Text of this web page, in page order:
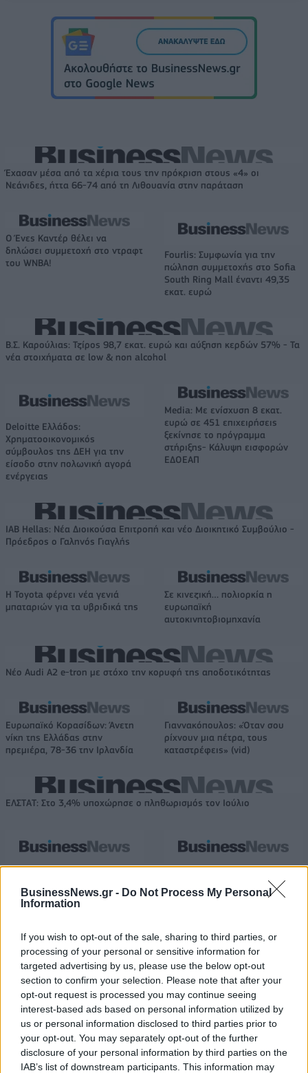
BusinessNews.gr - Do Not Process My Personal
Information
If you wish to opt-out of the sale, sharing to third parties, or
processing of your personal or sensitive information for
targeted advertising by us, please use the below opt-out
section to confirm your selection. Please note that after your
opt-out request is processed you may continue seeing
interest-based ads based on personal information utilized by
us or personal information disclosed to third parties prior to
your opt-out. You may separately opt-out of the further
disclosure of your personal information by third parties on the
IAB’s list of downstream participants. This information may
Έχασαν μέσα από τα χέρια τους την πρόκριση στους «4» οι
Νεάνιδες, ήττα 66-74 από τη Λιθουανία στην παράταση
Ο Ένες Καντέρ θέλει να
δηλώσει συμμετοχή στο ντραφτ
του WNBA!
Fourlis: Συμφωνία για την
πώληση συμμετοχής στο Sofia
South Ring Mall έναντι 49,35
εκατ. ευρώ
Β.Σ. Καρούλιας: Τζίρος 98,7 εκατ. ευρώ και αύξηση κερδών 57% - Τα
νέα στοιχήματα σε low & non alcohol
Deloitte Ελλάδος:
Χρηματοοικονομικός
σύμβουλος της ΔΕΗ για την
είσοδο στην πολωνική αγορά
ενέργειας
Media: Με ενίσχυση 8 εκατ.
ευρώ σε 451 επιχειρήσεις
ξεκίνησε το πρόγραμμα
στήριξης- Κάλυψη εισφορών
ΕΔΟΕΑΠ
IAB Hellas: Νέα Διοικούσα Επιτροπή και νέο Διοικητικό Συμβούλιο -
Πρόεδρος ο Γαληνός Γιαγλής
Η Toyota φέρνει νέα γενιά
μπαταριών για τα υβριδικά της
Σε κινεζική… πολιορκία η
ευρωπαϊκή
αυτοκινητοβιομηχανία
Νέο Audi A2 e-tron με στόχο την κορυφή της αποδοτικότητας
Ευρωπαϊκό Κορασίδων: Άνετη
νίκη της Ελλάδας στην
πρεμιέρα, 78-36 την Ιρλανδία
Γιαννακόπουλος: «Όταν σου
ρίχνουν μια πέτρα, τους
καταστρέφεις» (vid)
ΕΛΣΤΑΤ: Στο 3,4% υποχώρησε ο πληθωρισμός τον Ιούλιο
Ξεκίνησε το πενταετές
πρόγραμμα ενίσχυσης του
εξάμηνο, στα 550 εκατ. ευρώ –
Καθαρά κέρδη 313 εκατ. ευρώ
Η Chery επενδύει 75 εκατ. δολάρια στην KG Mobility
Το FIAT 500 Hybrid τώρα από
18.990 ευρώ
Ατρόμητος και Novibet
συνεχίζουν μαζί: Ανανέωση της
συνεργασίας τους μέχρι το
2028